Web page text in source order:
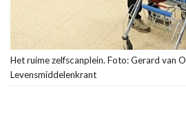
Het ruime zelfscanplein. Foto: Gerard van
Levensmiddelenkrant